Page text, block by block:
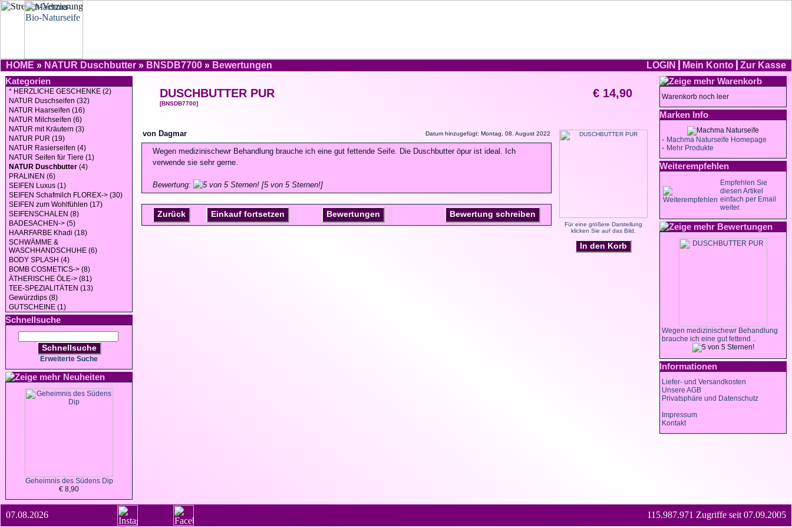
HOME » NATUR Duschbutter » BNSDB7700 » Bewertungen LOGIN Mein Konto
Zur Kasse
Kategorien
* HERZLICHE GESCHENKE (2)
NATUR Duschseifen (32)
NATUR Haarseifen (16)
NATUR Milchseifen (6)
NATUR mit Kräutern (3)
NATUR PUR (19)
NATUR Rasierseifen (4)
NATUR Seifen für Tiere (1)
NATUR Duschbutter (4)
PRALINEN (6)
SEIFEN Luxus (1)
SEIFEN Schafmilch FLOREX-> (30)
SEIFEN zum Wohlfühlen (17)
SEIFENSCHALEN (8)
BADESACHEN-> (5)
HAARFARBE Khadi (18)
SCHWÄMME &
WASCHHANDSCHUHE (6)
BODY SPLASH (4)
BOMB COSMETICS-> (8)
ÄTHERISCHE ÖLE-> (81)
TEE-SPEZIALITÄTEN (13)
Gewürzdips (8)
GUTSCHEINE (1)
Schnellsuche
Schnellsuche
Erweiterte Suche
Neuheiten
Geheimnis des Südens Dip
€ 8,90
DUSCHBUTTER PUR
[BNSDB7700]
€ 14,90
von Dagmar Datum hinzugefügt: Montag, 08. August 2022
Wegen medizinischewr Behandlung brauche ich eine gut fettende Seife. Die Duschbutter öpur ist ideal. Ich
verwende sie sehr gerne.
Bewertung: [5 von 5 Sternen!]
Zurück Einkauf fortsetzen Bewertungen Bewertung schreiben
Für eine größere Darstellung
klicken Sie auf das Bild.
In den Korb
Warenkorb
Warenkorb noch leer
Marken Info
- Machma Naturseife Homepage
- Mehr Produkte
Weiterempfehlen
Empfehlen Sie
diesen Artikel
einfach per Email
weiter.
Bewertungen
Wegen medizinischewr Behandlung
brauche ich eine gut fettend ..
Informationen
Liefer- und Versandkosten
Unsere AGB
Privatsphäre und Datenschutz
Impressum
Kontakt
07.08.2026 115.987.971 Zugriffe seit 07.09.2005